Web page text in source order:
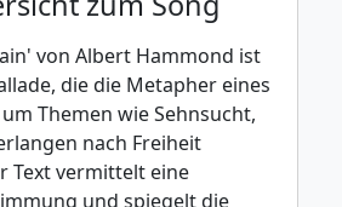
von Albert Hammond ist
die die Metapher eines
Themen wie Sehnsucht,
nach Freiheit
Text vermittelt eine
und spiegelt die